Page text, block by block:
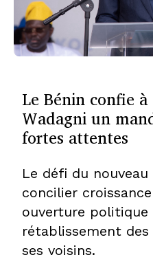
Le Bénin confie
Wadagni un
fortes attentes
Le défi du
concilier
ouverture politique
rétablissement
ses voisins.